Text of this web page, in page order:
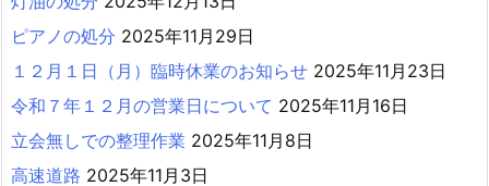
ピアノの処分 2025年11月29日
１２月１日（月）臨時休業のお知らせ 2025年11月23日
令和７年１２月の営業日について 2025年11月16日
立会無しでの整理作業 2025年11月8日
高速道路 2025年11月3日